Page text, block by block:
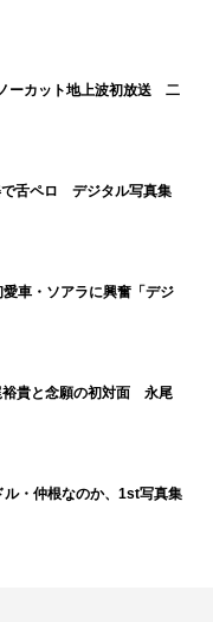
ーカット地上波初放送 二
で舌ペロ デジタル写真集
車・ソアラに興奮「デジ
裕貴と念願の初対面 永尾
・仲根なのか、1st写真集